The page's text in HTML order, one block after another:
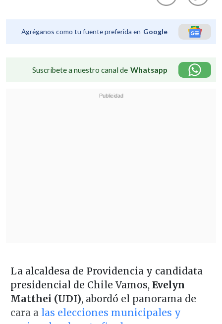
Agréganos como tu fuente preferida en Google
Suscríbete a nuestro canal de Whatsapp
La alcaldesa de Providencia y candidata
presidencial de Chile Vamos,Evelyn
Matthei (UDI), abordó el panorama de
cara a las elecciones municipales y